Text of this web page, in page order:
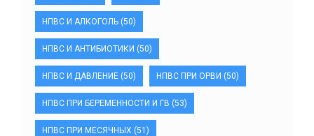
НПВС И АЛКОГОЛЬ (50)
НПВС И АНТИБИОТИКИ (50)
НПВС И ДАВЛЕНИЕ (50) НПВС ПРИ ОРВИ (50)
НПВС ПРИ БЕРЕМЕННОСТИ И ГВ (53)
НПВС ПРИ МЕСЯЧНЫХ (51)